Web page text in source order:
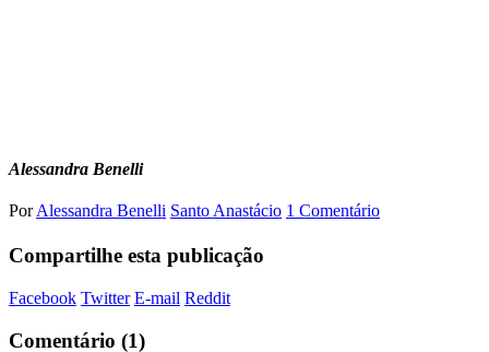
Alessandra Benelli
Por Alessandra Benelli Santo Anastácio 1 Comentário
Compartilhe esta publicação
Facebook Twitter E-mail Reddit
Comentário (1)